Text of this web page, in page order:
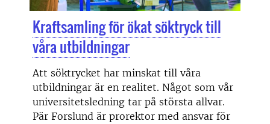
Kraftsamling för ökat söktryck till
våra utbildningar
Att söktrycket har minskat till våra
utbildningar är en realitet. Något som vår
universitetsledning tar på största allvar.
Pär Forslund är prorektor med ansvar för